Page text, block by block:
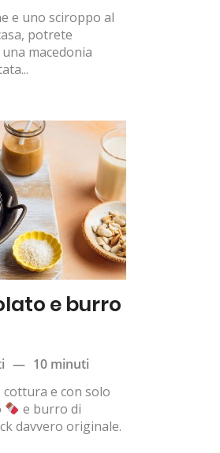
e uno sciroppo al
potrete
macedonia
e burro
— 10 minuti
e con solo
e burro di
davvero originale.